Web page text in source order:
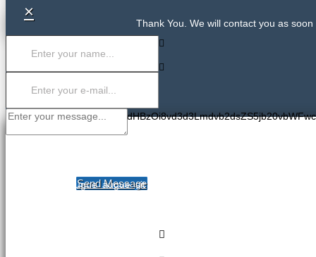
×
Thank You. We will contact you as
Send Message
Dolor aliquet augue augue sit magnis, magna aenean aenean